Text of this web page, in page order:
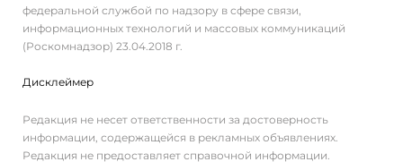
федеральной службой по надзору в сфере связи,
информационных технологий и массовых коммуникаций
(Роскомнадзор) 23.04.2018 г.
Дисклеймер
Редакция не несет ответственности за достоверность
информации, содержащейся в рекламных объявлениях.
Редакция не предоставляет справочной информации.